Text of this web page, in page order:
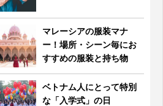
マレーシアの服装マナ
ー！場所・シーン毎にお
すすめの服装と持ち物
ベトナム人にとって特別
な「入学式」の日